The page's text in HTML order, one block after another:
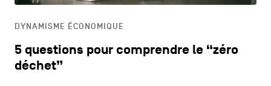
DYNAMISME ÉCONOMIQUE
5 questions pour comprendre le “zéro
déchet”